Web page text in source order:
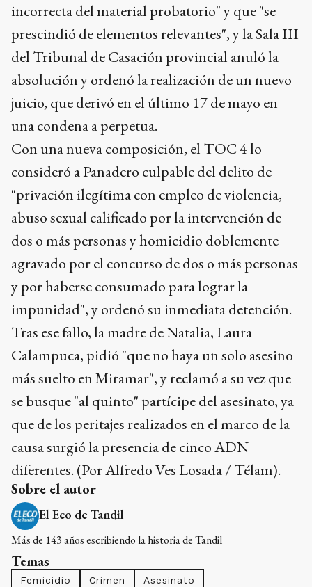
incorrecta del material probatorio" y que "se
prescindió de elementos relevantes", y la Sala III
del Tribunal de Casación provincial anuló la
absolución y ordenó la realización de un nuevo
juicio, que derivó en el último 17 de mayo en
una condena a perpetua.
Con una nueva composición, el TOC 4 lo
consideró a Panadero culpable del delito de
"privación ilegítima con empleo de violencia,
abuso sexual calificado por la intervención de
dos o más personas y homicidio doblemente
agravado por el concurso de dos o más personas
y por haberse consumado para lograr la
impunidad", y ordenó su inmediata detención.
Tras ese fallo, la madre de Natalia, Laura
Calampuca, pidió "que no haya un solo asesino
más suelto en Miramar", y reclamó a su vez que
se busque "al quinto" partícipe del asesinato, ya
que de los peritajes realizados en el marco de la
causa surgió la presencia de cinco ADN
diferentes. (Por Alfredo Ves Losada / Télam).
Sobre el autor
El Eco de Tandil
Más de 143 años escribiendo la historia de Tandil
Temas
Femicidio Crimen Asesinato